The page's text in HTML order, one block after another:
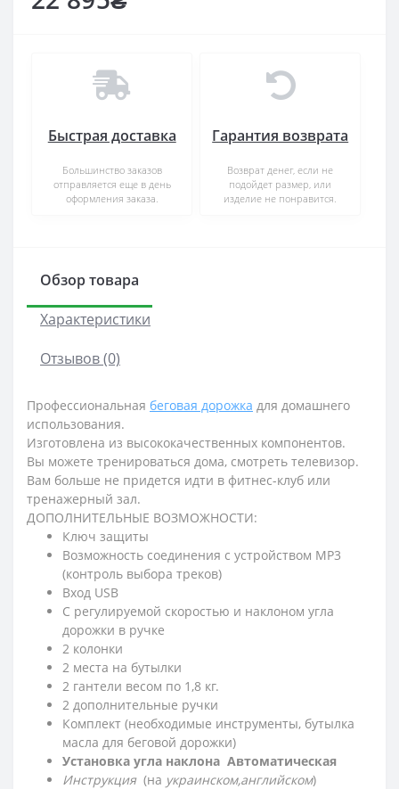
Быстрая доставка
Большинство заказов
отправляется еще в день
оформления заказа.
Гарантия возврата
Возврат денег, если не
подойдет размер, или
изделие не понравится.
Обзор товара
Характеристики
Отзывов (0)
Профессиональная беговая дорожка для домашнего
использования.
Изготовлена из высококачественных компонентов.
Вы можете тренироваться дома, смотреть телевизор.
Вам больше не придется идти в фитнес-клуб или
тренажерный зал.
ДОПОЛНИТЕЛЬНЫЕ ВОЗМОЖНОСТИ:
Ключ защиты
Возможность соединения с устройством MP3
(контроль выбора треков)
Вход USB
С регулируемой скоростью и наклоном угла
дорожки в ручке
2 колонки
2 места на бутылки
2 гантели весом по 1,8 кг.
2 дополнительные ручки
Комплект (необходимые инструменты, бутылка
масла для беговой дорожки)
Установка угла наклона Автоматическая
Инструкция (на украинском,английском)